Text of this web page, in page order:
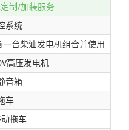
制/加装服务
系统
台柴油发电机组合并使用
高压发电机
音箱
车
拖车